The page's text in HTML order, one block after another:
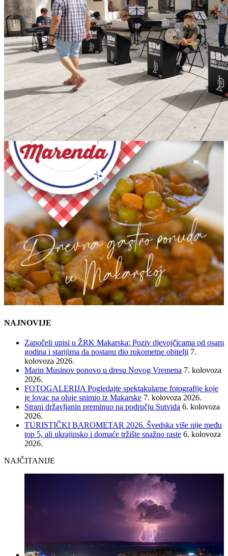
IMG-20210621-WA0003
NAJNOVIJE
Započeli upisi u ŽRK Makarska: Poziv djevojčicama od osam
godina i starijima da postanu dio rukometne obitelji 7.
kolovoza 2026.
Marin Musinov ponovo u dresu Novog Vremena 7. kolovoza
2026.
FOTOGALERIJA Pogledajte spektakularne fotografije koje
je lovac na oluje snimio iz Makarske 7. kolovoza 2026.
Strani državljanin preminuo na području Sutvida 6. kolovoza
2026.
TURISTIČKI BAROMETAR 2026. Švedska više nije među
top 5, ali ukrajinsko i domaće tržište snažno raste 6. kolovoza
2026.
NAJČITANIJE